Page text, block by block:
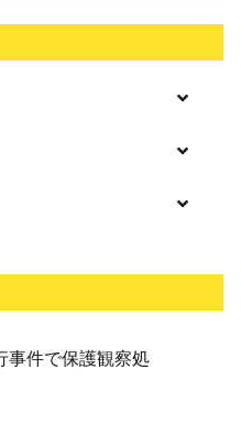
行条例、児童福祉法違反）
罪，準強制性交等罪），
事件で保護観察処